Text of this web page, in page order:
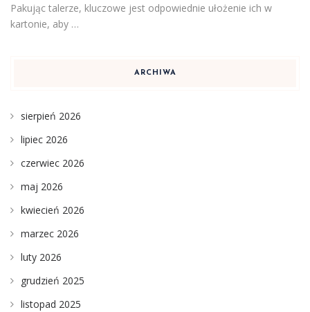
Pakując talerze, kluczowe jest odpowiednie ułożenie ich w
kartonie, aby …
ARCHIWA
sierpień 2026
lipiec 2026
czerwiec 2026
maj 2026
kwiecień 2026
marzec 2026
luty 2026
grudzień 2025
listopad 2025